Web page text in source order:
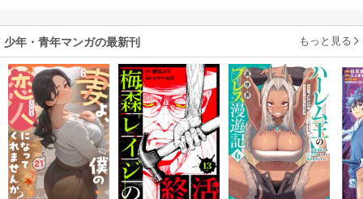
ミック） 1巻
（コミック） ： 1
少年・青年マンガの最新刊 もっと見る